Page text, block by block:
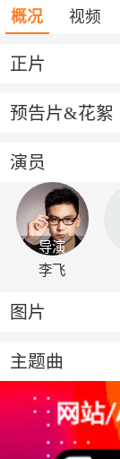
概况 视频
正片
预告片&花絮
演员
导演
李飞
图片
主题曲